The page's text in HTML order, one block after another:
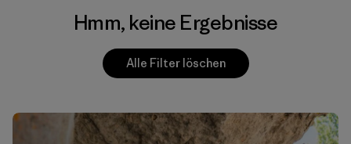
Hmm, keine Ergebnisse
Alle Filter löschen